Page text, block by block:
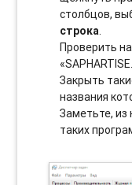
столбцов,
строка.
Проверить
Закрыть
названия
Заметьте, из
таких